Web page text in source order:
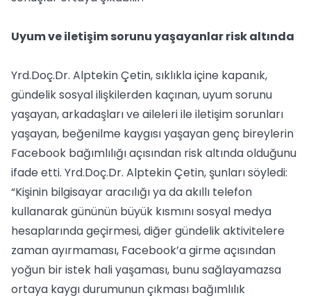
Uyum ve iletişim sorunu yaşayanlar risk altında
Yrd.Doç.Dr. Alptekin Çetin, sıklıkla içine kapanık,
gündelik sosyal ilişkilerden kaçınan, uyum sorunu
yaşayan, arkadaşları ve aileleri ile iletişim sorunları
yaşayan, beğenilme kaygısı yaşayan genç bireylerin
Facebook bağımlılığı açısından risk altında olduğunu
ifade etti. Yrd.Doç.Dr. Alptekin Çetin, şunları söyledi:
“Kişinin bilgisayar aracılığı ya da akıllı telefon
kullanarak gününün büyük kısmını sosyal medya
hesaplarında geçirmesi, diğer gündelik aktivitelere
zaman ayırmaması, Facebook’a girme açısından
yoğun bir istek hali yaşaması, bunu sağlayamazsa
ortaya kaygı durumunun çıkması bağımlılık